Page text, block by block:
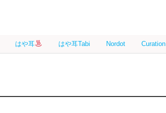
はや耳 はや耳Tabi Nordot Curation